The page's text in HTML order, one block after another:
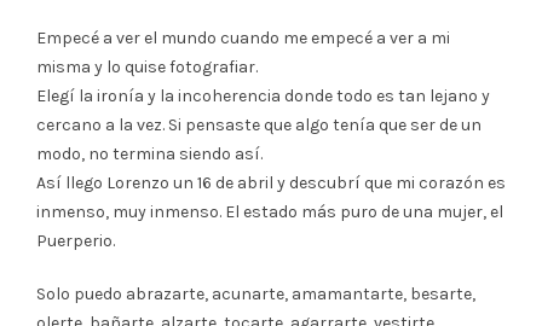
Empecé a ver el mundo cuando me empecé a ver a mi
misma y lo quise fotografiar.
Elegí la ironía y la incoherencia donde todo es tan lejano y
cercano a la vez. Si pensaste que algo tenía que ser de un
modo, no termina siendo así.
Así llego Lorenzo un 16 de abril y descubrí que mi corazón es
inmenso, muy inmenso. El estado más puro de una mujer, el
Puerperio.
Solo puedo abrazarte, acunarte, amamantarte, besarte,